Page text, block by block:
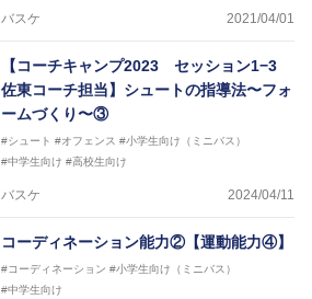
バスケ 2021/04/01
【コーチキャンプ2023 セッション1−3
佐東コーチ担当】シュートの指導法〜フォ
ームづくり〜③
#シュート #オフェンス #小学生向け（ミニバス）
#中学生向け #高校生向け
バスケ 2024/04/11
コーディネーション能力②【運動能力④】
#コーディネーション #小学生向け（ミニバス）
#中学生向け